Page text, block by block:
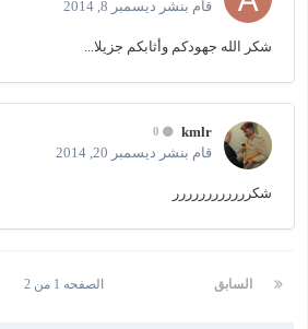
قام بنشر ديسمبر 8, 2014
شكر الله جهودكم وأثابكم جزيلا...
kmlr
قام بنشر ديسمبر 20, 2014
شكرررررررررررر
السابق الصفحه 1 من 2